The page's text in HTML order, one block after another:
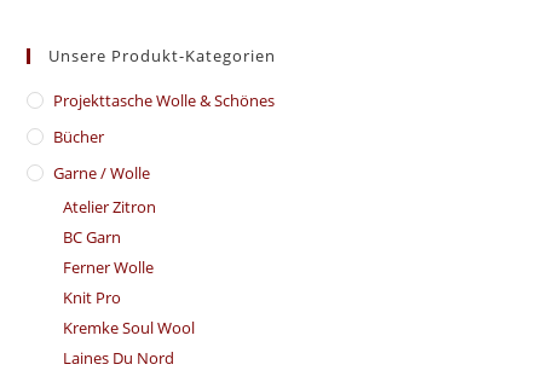
Unsere Produkt-Kategorien
​Projekttasche Wolle & Schönes
Bücher
Garne / Wolle
Atelier Zitron
BC Garn
Ferner Wolle
Knit Pro
Kremke Soul Wool
Laines Du Nord